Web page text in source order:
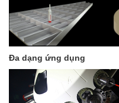
Đa dạng ứng dụng